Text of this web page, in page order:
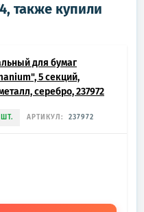
также купили
для бумаг
5 секций,
серебро, 237972
АРТИКУЛ: 237972